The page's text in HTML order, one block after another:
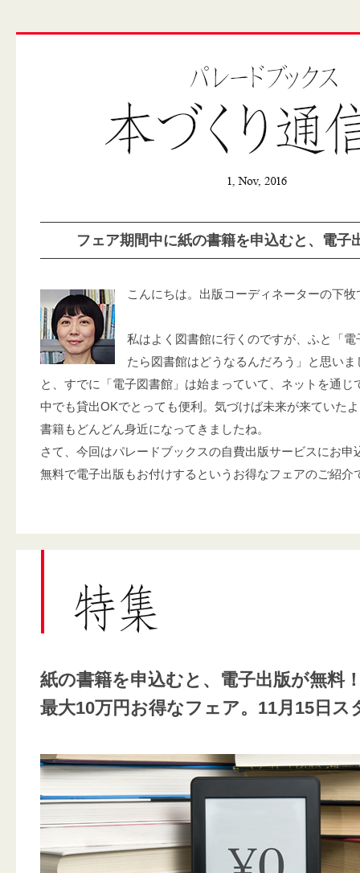
フェア期間中に紙の書籍を申込むと、電子
こんにちは。出版コーディネーターの下牧
私はよく図書館に行くのですが、ふと「
たら図書館はどうなるんだろう」と思い
と、すでに「電子図書館」は始まっていて、ネットを通じ
中でも貸出OKでとっても便利。気づけば未来が来ていた
書籍もどんどん身近になってきましたね。
さて、今回はパレードブックスの自費出版サービスにお申
無料で電子出版もお付けするというお得なフェアのご紹介
紙の書籍を申込むと、電子出版が無料
最大10万円お得なフェア。11月15日ス